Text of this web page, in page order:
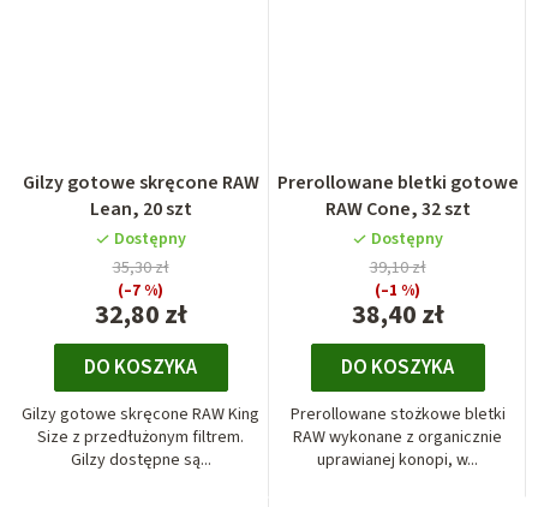
Gilzy gotowe skręcone RAW
Lean, 20 szt
Dostępny
32,80 zł
35,30 zł
(–7 %)
DO KOSZYKA
Gilzy gotowe skręcone RAW King
Size z przedłużonym filtrem.
Gilzy dostępne są...
Prerollowane bletki gotowe
RAW Cone, 32 szt
Dostępny
38,40 zł
39,10 zł
(–1 %)
DO KOSZYKA
Prerollowane stożkowe bletki
RAW wykonane z organicznie
uprawianej konopi, w...